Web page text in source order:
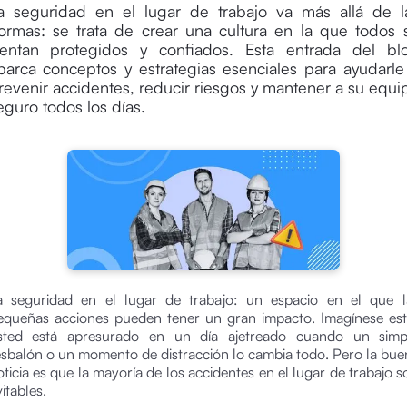
seguridad en el lugar de trabajo va más allá de
se trata de crear una cultura en la que todos
protegidos y confiados. Esta entrada del
conceptos y estrategias esenciales para
accidentes, reducir riesgos y mantener a su
todos los días.
seguridad en el lugar de trabajo: un espacio en el que
acciones pueden tener un gran impacto. Imagínese
está apresurado en un día ajetreado cuando un
o un momento de distracción lo cambia todo. Pero la
es que la mayoría de los accidentes en el lugar de trabajo